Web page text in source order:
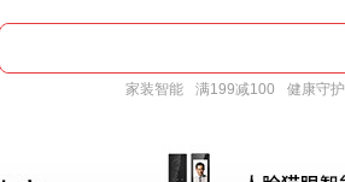
家装智能 满199减100 健康守护